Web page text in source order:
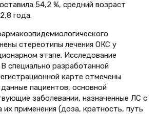
54,2 %, средний возраст
года.
стереотипы лечения ОКС у
этапе. Исследование
специально разработанной
карте отмечены
пациентов, основной
заболевании, назначенные ЛС с
применения (доза, кратность, путь